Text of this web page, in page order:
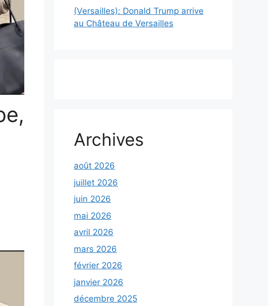
(Versailles): Donald Trump arrive
au Château de Versailles
Archives
août 2026
juillet 2026
juin 2026
mai 2026
avril 2026
mars 2026
février 2026
janvier 2026
décembre 2025